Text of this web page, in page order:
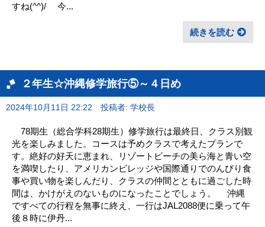
すね(^^)/ 今...
続きを読む
２年生☆沖縄修学旅行⑤～４日め
2024年10月11日 22:22 投稿者: 学校長
78期生（総合学科28期生）修学旅行は最終日、クラス別観
光を楽しみました。コースは予めクラスで考えたプランで
す。絶好の好天に恵まれ、リゾートビーチの美ら海と青い空
を満喫したり、アメリカンビレッジや国際通りでのんびり食
事や買い物を楽しんだり、クラスの仲間とともに過ごした時
間は、かけがえのないものになったことでしょう。 沖縄
ですべての行程を無事に終え、一行はJAL2088便に乗って午
後８時に伊丹...